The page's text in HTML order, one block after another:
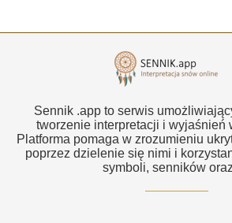
Sennik .app to serwis
tworzenie interpretacji i wyjaśnień
Platforma pomaga w zrozumieniu
poprzez dzielenie się nimi i
symboli, senników